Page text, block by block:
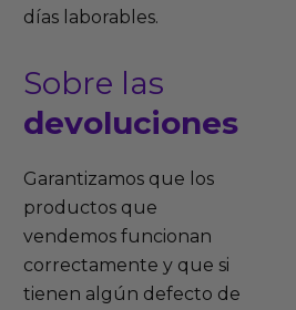
días laborables.
Sobre las
devoluciones
Garantizamos que los
productos que
vendemos funcionan
correctamente y que si
tienen algún defecto de